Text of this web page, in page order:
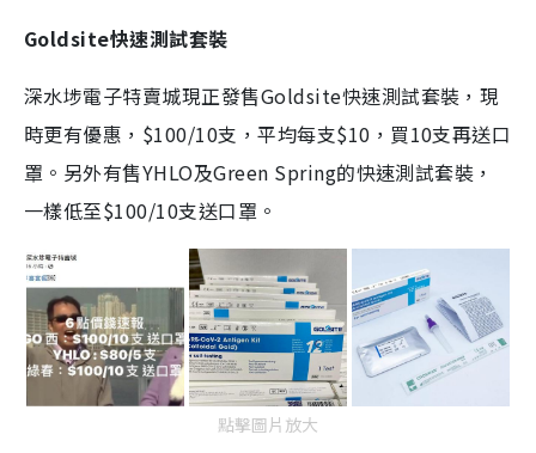
Goldsite快速測試套裝
深水埗電子特賣城現正發售Goldsite快速測試套裝，現
時更有優惠，$100/10支，平均每支$10，買10支再送口
罩。另外有售YHLO及Green Spring的快速測試套裝，
一樣低至$100/10支送口罩。
點擊圖片放大